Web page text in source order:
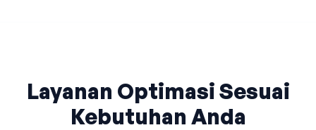
Layanan Optimasi Sesuai
Kebutuhan Anda